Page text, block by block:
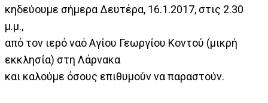
κηδεύουμε σήμερα Δευτέρα, 16.1.2017, στις 2.30
μ.μ.,
από τον ιερό ναό Αγίου Γεωργίου Κοντού (μικρή
εκκλησία) στη Λάρνακα
και καλούμε όσους επιθυμούν να παραστούν.